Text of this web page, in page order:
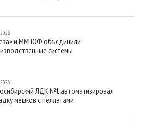
и ММПОФ объединили
системы
ЛДК №1 автоматизировал
мешков с пеллетами